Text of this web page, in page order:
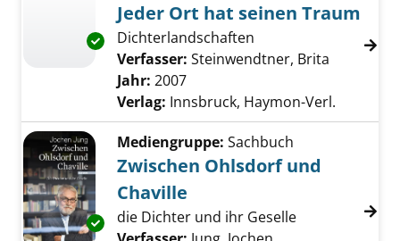
Exemplar-Details von Jeder Ort hat seinen
Jeder Ort hat seinen Traum
Dichterlandschaften
Verfasser: Steinwendtner, Brita
Jahr: 2007
Verlag: Innsbruck, Haymon-Verl.
Exemplar-Details von Zwischen Ohlsdorf
Mediengruppe: Sachbuch
Zwischen Ohlsdorf und
Chaville
die Dichter und ihr Geselle